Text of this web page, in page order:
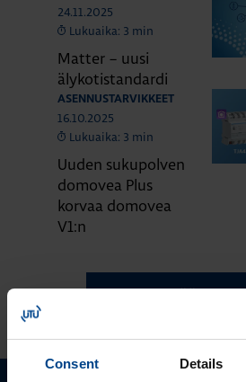
Consent Details
24.11.2025
Lukuaika: 3 min
Matter – uusi
älykotistandardi
ASENNUSTARVIKKEET
16.10.2025
Lukuaika: 3 min
Uuden sukupolven
domovea Plus
korvaa domovea
V1:n